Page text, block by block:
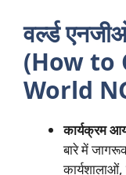
वर्ल्ड
(How to
World
कार्यक्रम
बारे में
कार्यशालाओं,